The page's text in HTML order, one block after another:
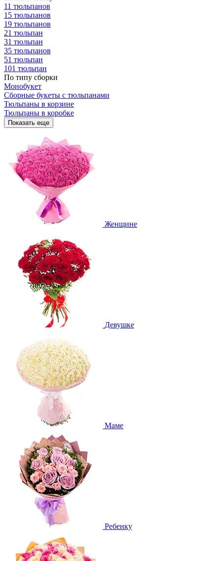
11 тюльпанов
15 тюльпанов
19 тюльпанов
21 тюльпан
31 тюльпан
35 тюльпанов
51 тюльпан
101 тюльпан
По типу сборки
Монобукет
Сборные букеты с тюльпанами
Тюльпаны в корзине
Тюльпаны в коробке
Показать еще
Женщине
Девушке
Маме
Ребенку